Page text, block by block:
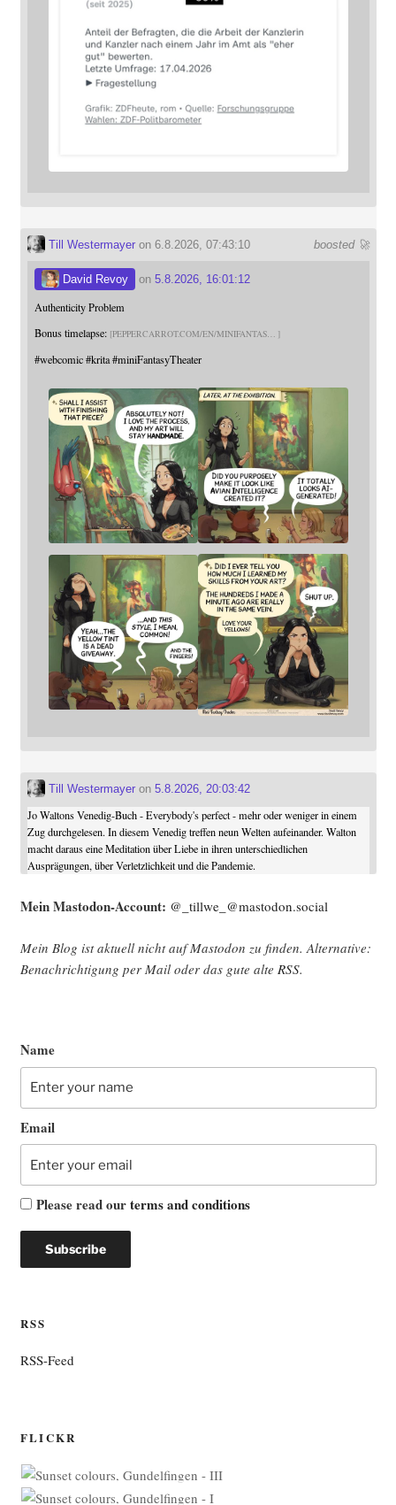
boosted 🚀
Till Westermayeron 6.8.2026, 07:43:10
David Revoy on 5.8.2026, 16:01:12
Authenticity Problem
Bonus timelapse: PEPPERCARROT.COM/EN/MINIFANTAS
#webcomic #krita #miniFantasyTheater
Till Westermayeron 5.8.2026, 20:03:42
Jo Waltons Venedig-Buch - Everybody's perfect - mehr oder weniger in einem
Zug durchgelesen. In diesem Venedig treffen neun Welten aufeinander. Walton
macht daraus eine Meditation über Liebe in ihren unterschiedlichen
Ausprägungen, über Verletzlichkeit und die Pandemie.
Mein Mast­o­don-Account: @_tillwe_@mastodon.social
Mein Blog ist aktu­ell nicht auf Mast­o­don zu fin­den. Alter­na­ti­ve:
Benach­rich­ti­gung per Mail oder das gute alte RSS.
Name
Email
Please read ourterms and conditions
RSS
RSS-Feed
FLICKR